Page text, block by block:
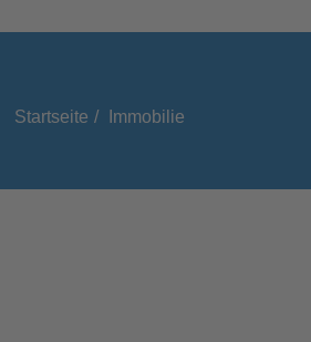
Startseite Immobilie